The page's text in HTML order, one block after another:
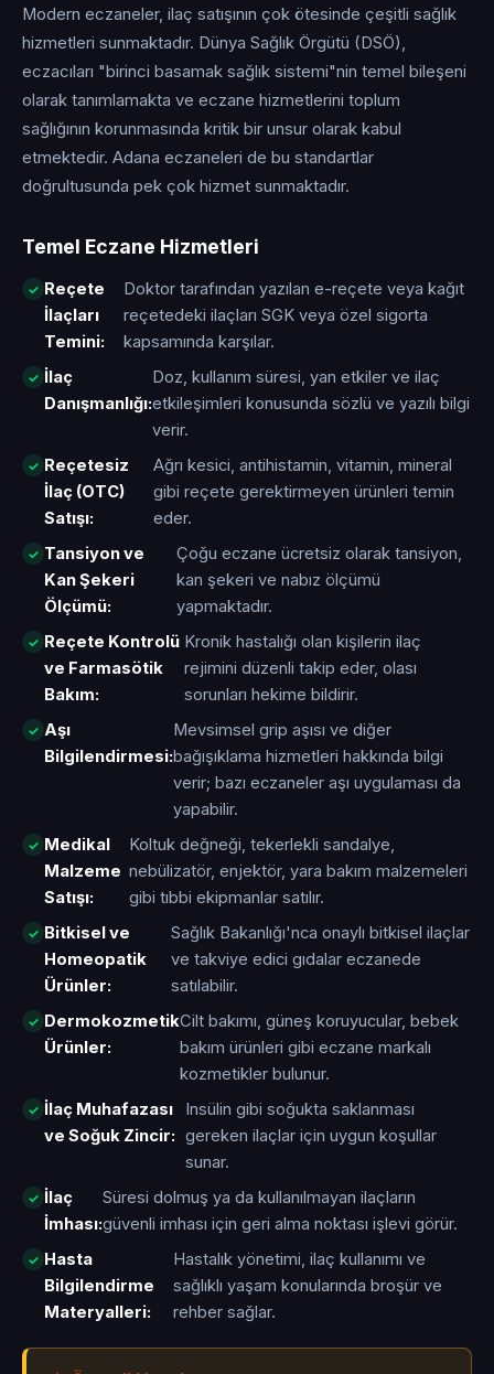
Modern eczaneler, ilaç satışının çok ötesinde çeşitli sağlık
hizmetleri sunmaktadır. Dünya Sağlık Örgütü (DSÖ),
eczacıları "birinci basamak sağlık sistemi"nin temel bileşeni
olarak tanımlamakta ve eczane hizmetlerini toplum
sağlığının korunmasında kritik bir unsur olarak kabul
etmektedir. Adana eczaneleri de bu standartlar
doğrultusunda pek çok hizmet sunmaktadır.
Temel Eczane Hizmetleri
Reçete
İlaçları
Temini:
Doktor tarafından yazılan e-reçete veya kağıt
reçetedeki ilaçları SGK veya özel sigorta
kapsamında karşılar.
İlaç
Danışmanlığı:
Doz, kullanım süresi, yan etkiler ve ilaç
etkileşimleri konusunda sözlü ve yazılı bilgi
verir.
Reçetesiz
İlaç (OTC)
Satışı:
Ağrı kesici, antihistamin, vitamin, mineral
gibi reçete gerektirmeyen ürünleri temin
eder.
Tansiyon ve
Kan Şekeri
Ölçümü:
Çoğu eczane ücretsiz olarak tansiyon,
kan şekeri ve nabız ölçümü
yapmaktadır.
Reçete Kontrolü
ve Farmasötik
Bakım:
Kronik hastalığı olan kişilerin ilaç
rejimini düzenli takip eder, olası
sorunları hekime bildirir.
Aşı
Bilgilendirmesi:
Mevsimsel grip aşısı ve diğer
bağışıklama hizmetleri hakkında bilgi
verir; bazı eczaneler aşı uygulaması da
yapabilir.
Medikal
Malzeme
Satışı:
Koltuk değneği, tekerlekli sandalye,
nebülizatör, enjektör, yara bakım malzemeleri
gibi tıbbi ekipmanlar satılır.
Bitkisel ve
Homeopatik
Ürünler:
Sağlık Bakanlığı'nca onaylı bitkisel ilaçlar
ve takviye edici gıdalar eczanede
satılabilir.
Dermokozmetik
Ürünler:
Cilt bakımı, güneş koruyucular, bebek
bakım ürünleri gibi eczane markalı
kozmetikler bulunur.
İlaç Muhafazası
ve Soğuk Zincir:
Insülin gibi soğukta saklanması
gereken ilaçlar için uygun koşullar
sunar.
İlaç
İmhası:
Süresi dolmuş ya da kullanılmayan ilaçların
güvenli imhası için geri alma noktası işlevi görür.
Hasta
Bilgilendirme
Materyalleri:
Hastalık yönetimi, ilaç kullanımı ve
sağlıklı yaşam konularında broşür ve
rehber sağlar.